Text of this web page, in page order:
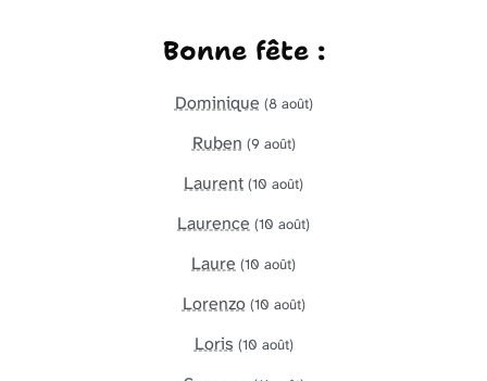
Bonne fête :
Dominique (8 août)
Ruben (9 août)
Laurent (10 août)
Laurence (10 août)
Laure (10 août)
Lorenzo (10 août)
Loris (10 août)